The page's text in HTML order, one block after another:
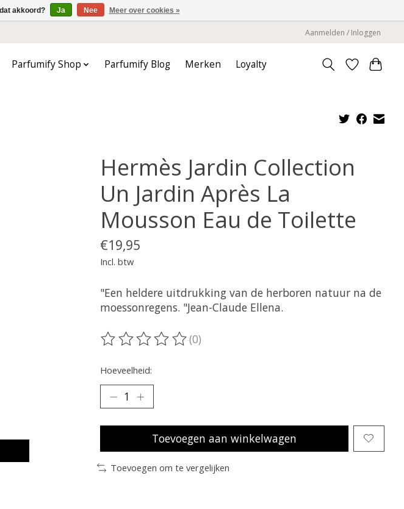
Aanmelden / Inloggen
Parfumify Shop Parfumify Blog Merken Loyalty
Hermès Jardin Collection
Un Jardin Après La
Mousson Eau de Toilette
€19,95
Incl. btw
"Een heldere uitdrukking van de herboren natuur na de
moessonregens. "Jean-Claude Ellena.
De beoordeling van dit product is
(0)
Hoeveelheid:
Toevoegen aan winkelwagen
Toevoegen om te vergelijken
akkoord? Ja Nee Meer over cookies »